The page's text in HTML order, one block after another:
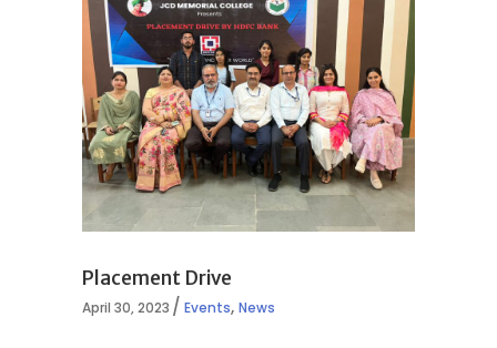
Placement Drive
April 30, 2023 Events, News